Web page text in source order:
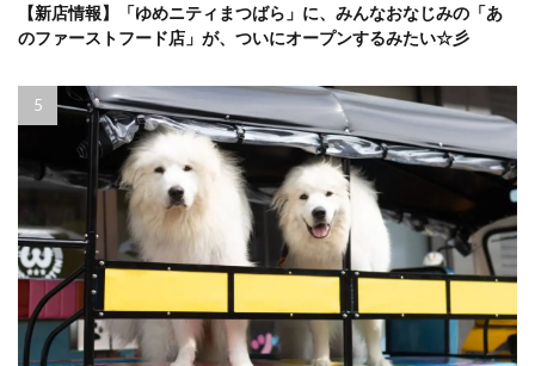
【新店情報】「ゆめニティまつばら」に、みんなおなじみの「あ
のファーストフード店」が、ついにオープンするみたい☆彡